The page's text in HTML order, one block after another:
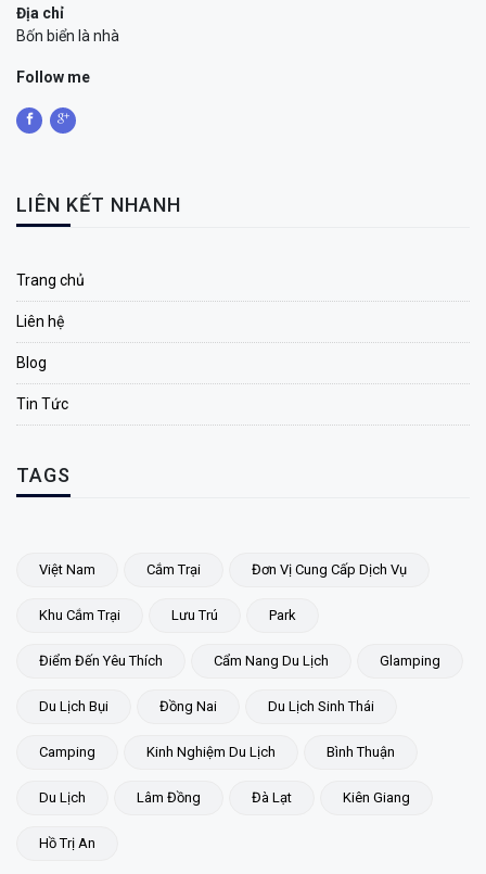
Địa chỉ
Bốn biển là nhà
Follow me
LIÊN KẾT NHANH
Trang chủ
Liên hệ
Blog
Tin Tức
TAGS
Việt Nam Cắm Trại Đơn Vị Cung Cấp Dịch Vụ
Khu Cắm Trại Lưu Trú Park
Điểm Đến Yêu Thích Cẩm Nang Du Lịch Glamping
Du Lịch Bụi Đồng Nai Du Lịch Sinh Thái
Camping Kinh Nghiệm Du Lịch Bình Thuận
Du Lịch Lâm Đồng Đà Lạt Kiên Giang
Hồ Trị An